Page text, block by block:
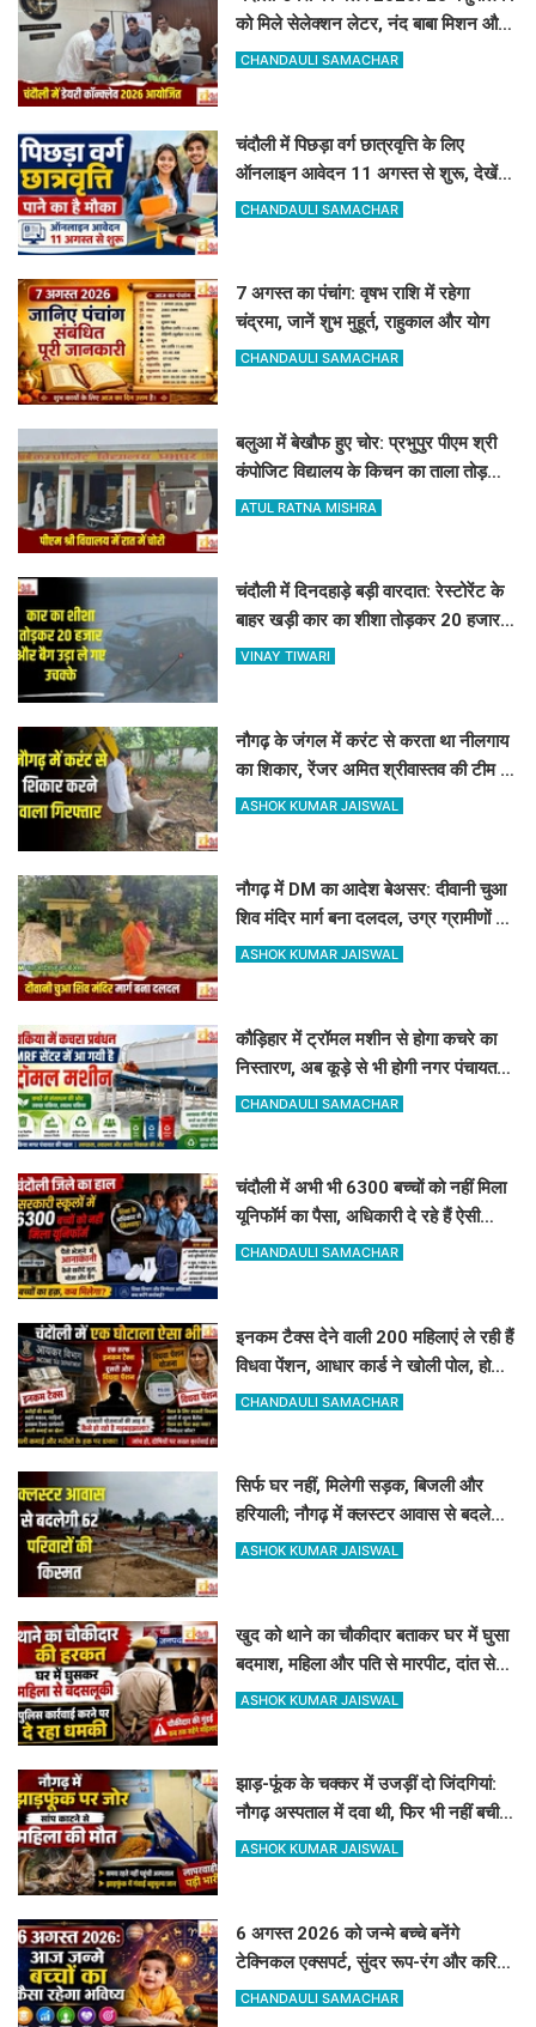
को मिले सेलेक्शन लेटर, नंद बाबा मिशन और
स्वदेशी गौ-संवर्धन योजना के लिए दिए गए
CHANDAULI SAMACHAR
चंदौली में पिछड़ा वर्ग छात्रवृत्ति के लिए
ऑनलाइन आवेदन 11 अगस्त से शुरू, देखें
पूरा शेड्यूल
CHANDAULI SAMACHAR
7 अगस्त का पंचांग: वृषभ राशि में रहेगा
चंद्रमा, जानें शुभ मुहूर्त, राहुकाल और योग
CHANDAULI SAMACHAR
बलुआ में बेखौफ हुए चोर: प्रभुपुर पीएम श्री
कंपोजिट विद्यालय के किचन का ताला तोड़
हजारों का सामान पार
ATUL RATNA MISHRA
चंदौली में दिनदहाड़े बड़ी वारदात: रेस्टोरेंट के
बाहर खड़ी कार का शीशा तोड़कर 20 हजार
और बैग उड़ा ले गए उचक्के
VINAY TIWARI
नौगढ़ के जंगल में करंट से करता था नीलगाय
का शिकार, रेंजर अमित श्रीवास्तव की टीम ने
ऐसे दबोचा
ASHOK KUMAR JAISWAL
नौगढ़ में DM का आदेश बेअसर: दीवानी चुआ
शिव मंदिर मार्ग बना दलदल, उग्र ग्रामीणों ने
दी चक्का जाम की चेतावनी
ASHOK KUMAR JAISWAL
कौड़िहार में ट्रॉमल मशीन से होगा कचरे का
निस्तारण, अब कूड़े से भी होगी नगर पंचायत
की बंपर कमाई
CHANDAULI SAMACHAR
चंदौली में अभी भी 6300 बच्चों को नहीं मिला
यूनिफॉर्म का पैसा, अधिकारी दे रहे हैं ऐसी
दलील
CHANDAULI SAMACHAR
इनकम टैक्स देने वाली 200 महिलाएं ले रही हैं
विधवा पेंशन, आधार कार्ड ने खोली पोल, होगी
रिकवरी
CHANDAULI SAMACHAR
सिर्फ घर नहीं, मिलेगी सड़क, बिजली और
हरियाली; नौगढ़ में क्लस्टर आवास से बदलेगी
62 परिवारों की किस्मत
ASHOK KUMAR JAISWAL
खुद को थाने का चौकीदार बताकर घर में घुसा
बदमाश, महिला और पति से मारपीट, दांत से
काटा
ASHOK KUMAR JAISWAL
झाड़-फूंक के चक्कर में उजड़ीं दो जिंदगियां:
नौगढ़ अस्पताल में दवा थी, फिर भी नहीं बची
गर्भवती की जान
ASHOK KUMAR JAISWAL
6 अगस्त 2026 को जन्मे बच्चे बनेंगे
टेक्निकल एक्सपर्ट, सुंदर रूप-रंग और करियर
में मिलेगी शानदार सफलता
CHANDAULI SAMACHAR